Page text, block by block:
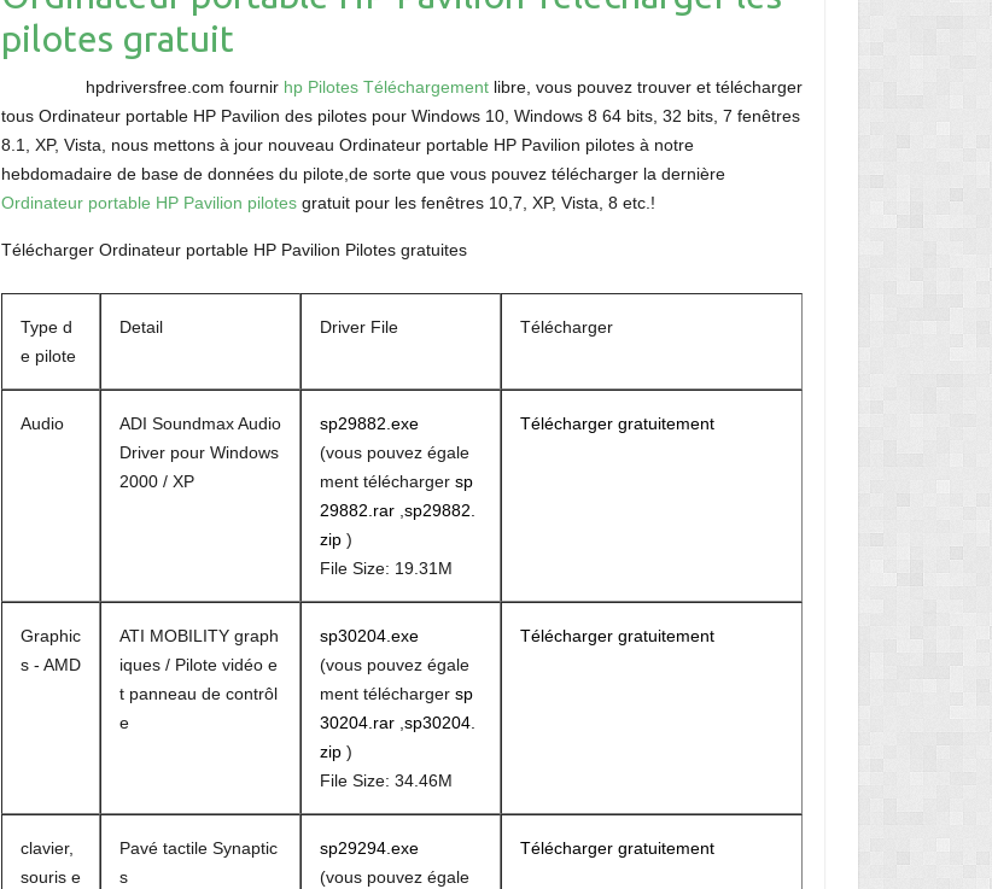
pilotes gratuit
hpdriversfree.com fournir hp Pilotes Téléchargementlibre, vous pouvez trouver et télécharger
tous Ordinateur portable HP Pavilion des pilotes pour Windows 10, Windows 8 64 bits, 32 bits, 7 fenêtres
8.1, XP, Vista, nous mettons à jour nouveau Ordinateur portable HP Pavilion pilotes à notre
hebdomadaire de base de données du pilote,de sorte que vous pouvez télécharger la dernière
Ordinateur portable HP Pavilion pilotesgratuit pour les fenêtres 10,7, XP, Vista, 8 etc.!
Télécharger Ordinateur portable HP Pavilion Pilotes gratuites
Type d
e pilote
Detail Driver File Télécharger
Audio
ADI Soundmax Audio
Driver pour Windows
2000 / XP
sp29882.exe
(vous pouvez égale
ment télécharger sp
29882.rar,sp29882.
zip)
File Size: 19.31M
Télécharger gratuitement
Graphic
s - AMD
ATI MOBILITY graph
iques / Pilote vidéo e
t panneau de contrôl
e
sp30204.exe
(vous pouvez égale
ment télécharger sp
30204.rar,sp30204.
zip)
File Size: 34.46M
Télécharger gratuitement
clavier,
souris e
Pavé tactile Synaptic
s
sp29294.exe
(vous pouvez égale
Télécharger gratuitement